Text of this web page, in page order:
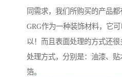
同需求，我们所购买的产品都
GRG作为一种装饰材料，它
以！而且表面处理的方式还
处理方式，分别是：油漆、
箔。